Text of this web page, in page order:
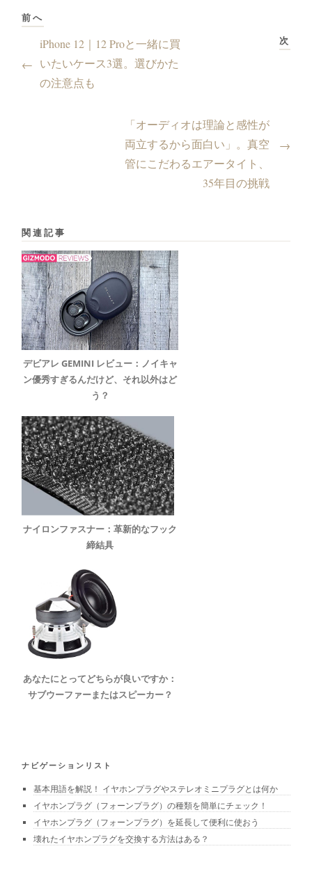
前へ
←
iPhone 12｜12 Proと一緒に買
いたいケース3選。選びかた
の注意点も
次
「オーディオは理論と感性が
両立するから面白い」。真空
管にこだわるエアータイト、
35年目の挑戦
→
関連記事
デビアレ GEMINI レビュー：ノイキャ
ン優秀すぎるんだけど、それ以外はど
う？
ナイロンファスナー：革新的なフック
締結具
あなたにとってどちらが良いですか：
サブウーファーまたはスピーカー？
ナビゲーションリスト
基本用語を解説！ イヤホンプラグやステレオミニプラグとは何か
イヤホンプラグ（フォーンプラグ）の種類を簡単にチェック！
イヤホンプラグ（フォーンプラグ）を延長して便利に使おう
壊れたイヤホンプラグを交換する方法はある？